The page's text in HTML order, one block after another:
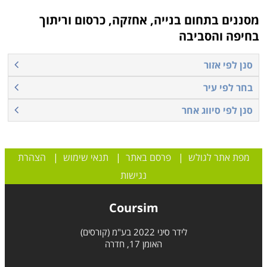
אנשי הצוות להגיע לשיתוף פעולה מקסימאלי. קורס ניהול
פרויקטים מעניק את הידע הנדרש לשם ניהול נכון, תוך
התחשבות בשיקולי תקציב, זמן, וכוח האדם העומדים לרשות
הפרויקט בהתאם לתכנית עבודה מסודרת ומאורגנת מראש.
למי מתאימים הלימודים
לאדריכלים כקורס העשרה וכן למי שמעוניין לרכוש מקצוע
רווחי דינמי ומרתק וכן להרחיב את אפשרויות התעסוקה.
הקורס דורש רקע כלשהו בתחום ומתאים לאלו הרואים
עצמם כבעלי יכולת לפקח, לנהל צוות של אנשים, לעמוד
ביעדים ומטרות מוגדרים ולהקפיד על כללי ונהלי בטיחות.
מסננים בתחום בנייה, אחזקה, כרסום וריתוך
בחיפה והסביבה
סנן לפי אזור
בחר לפי עיר
סנן לפי סיווג אחר
מפת אתר לגולש |פרסם באתר | תנאי שימוש | הצהרת
נגישות
Coursim
לידר סיני 2022 בע"מ (קורסים)
האומן 17, חדרה